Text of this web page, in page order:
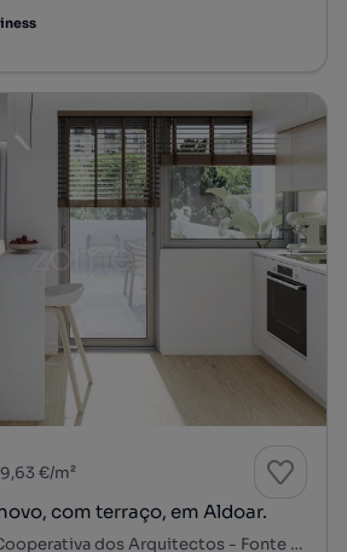
€/m²
com terraço, em Aldoar.
Rua Martim Moniz, Cooperativa dos Arquitectos - Fonte da Moura - Pedra Verde, Aldoar, Foz do Douro e Nevogilde, Porto, Porto